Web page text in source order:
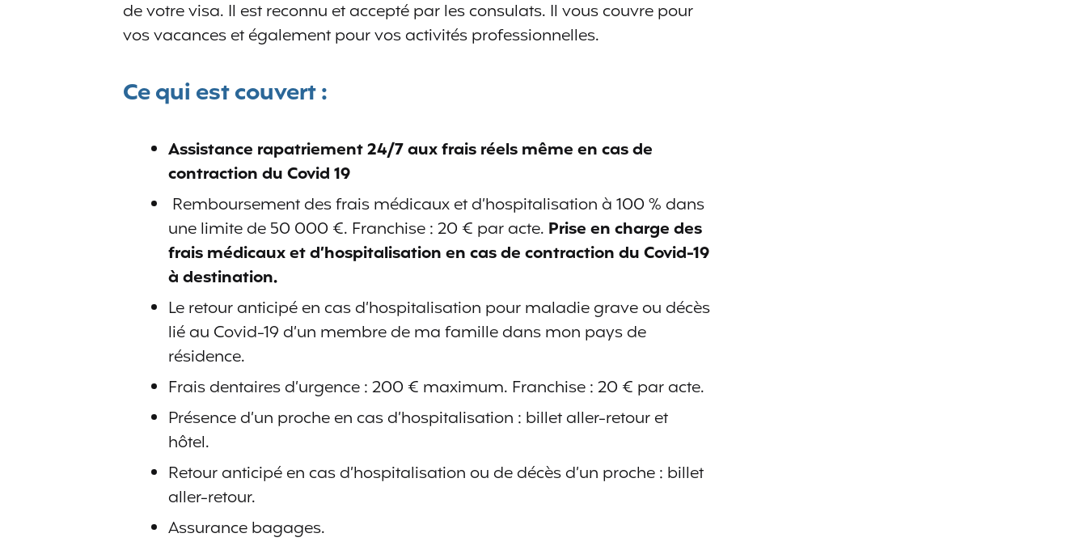
de votre visa. Il est reconnu et accepté par les consulats. Il vous couvre pour
vos vacances et également pour vos activités professionnelles.
Ce qui est couvert :
Assistance rapatriement 24/7 aux frais réels même en cas de
contraction du Covid 19
Remboursement des frais médicaux et d’hospitalisation à 100 % dans
une limite de 50 000 €. Franchise : 20 € par acte. Prise en charge des
frais médicaux et d’hospitalisation en cas de contraction du Covid-19
à destination.
Le retour anticipé en cas d’hospitalisation pour maladie grave ou décès
lié au Covid-19 d’un membre de ma famille dans mon pays de
résidence.
Frais dentaires d’urgence : 200 € maximum. Franchise : 20 € par acte.
Présence d’un proche en cas d’hospitalisation : billet aller-retour et
hôtel.
Retour anticipé en cas d’hospitalisation ou de décès d’un proche : billet
aller-retour.
Assurance bagages.